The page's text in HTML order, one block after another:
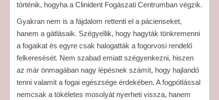
történik, hogyha a Clinident Fogászati Centrumban végzik.
Gyakran nem is a fájdalom rettenti el a pácienseket,
hanem a gátlásaik. Szégyellik, hogy hagyták tönkremenni
a fogaikat és egyre csak halogatták a fogorvosi rendelő
felkeresését. Nem szabad emiatt szégyenkezni, hiszen
az már önmagában nagy lépésnek számít, hogy hajlandó
tenni valamit a fogai egészsége érdekében. A fogpótlással
nemcsak a tökéletes mosolyát nyerheti vissza, hanem